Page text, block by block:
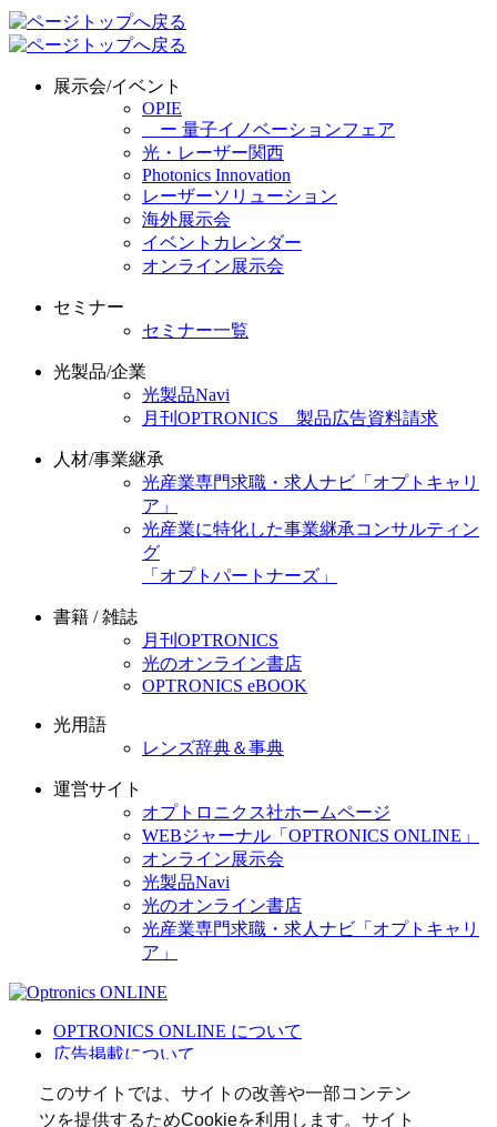
このサイトでは、サイトの改善や一部コンテン
ツを提供するためCookieを利用します。サイト
展示会/イベント
OPIE
ー 量子イノベーションフェア
光・レーザー関西
Photonics Innovation
レーザーソリューション
海外展示会
イベントカレンダー
オンライン展示会
セミナー
セミナー一覧
光製品/企業
光製品Navi
月刊OPTRONICS 製品広告資料請求
人材/事業継承
光産業専門求職・求人ナビ「オプトキャリ
ア」
光産業に特化した事業継承コンサルティン
グ
「オプトパートナーズ」
書籍 / 雑誌
月刊OPTRONICS
光のオンライン書店
OPTRONICS eBOOK
光用語
レンズ辞典＆事典
運営サイト
オプトロニクス社ホームページ
WEBジャーナル「OPTRONICS ONLINE」
オンライン展示会
光製品Navi
光のオンライン書店
光産業専門求職・求人ナビ「オプトキャリ
ア」
OPTRONICS ONLINE について
広告掲載について
個人情報